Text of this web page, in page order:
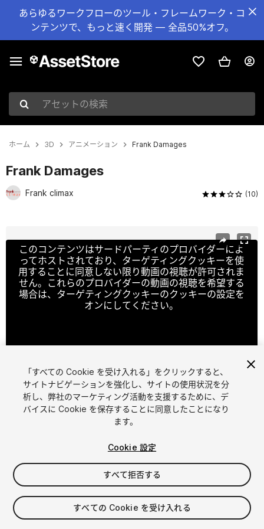
あらゆるワークフローのツール・フレームワーク・コ
ンテンツで、もっと速く開発 — 全品50%オフ。
アセットの検索
ホーム 3D アニメーション Frank Damages
Frank Damages
Frank climax (10)
このコンテンツはサードパーティのプロバイダーによ
ってホストされており、ターゲティングクッキーを使
用することに同意しない限り動画の視聴が許可されま
せん。これらのプロバイダーの動画の視聴を希望する
場合は、ターゲティングクッキーのクッキーの設定を
オンにしてください。
1 /7
$34.99
消費税は決済時に計算されます
「すべての Cookie を受け入れる」をクリックすると、
サイトナビゲーションを強化し、サイトの使用状況を分
析し、弊社のマーケティング活動を支援するために、デ
バイスに Cookie を保存することに同意したことになり
ます。
Cookie 設定
すべて拒否する
すべての Cookie を受け入れる